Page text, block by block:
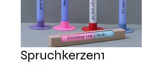
Spruchkerzen1